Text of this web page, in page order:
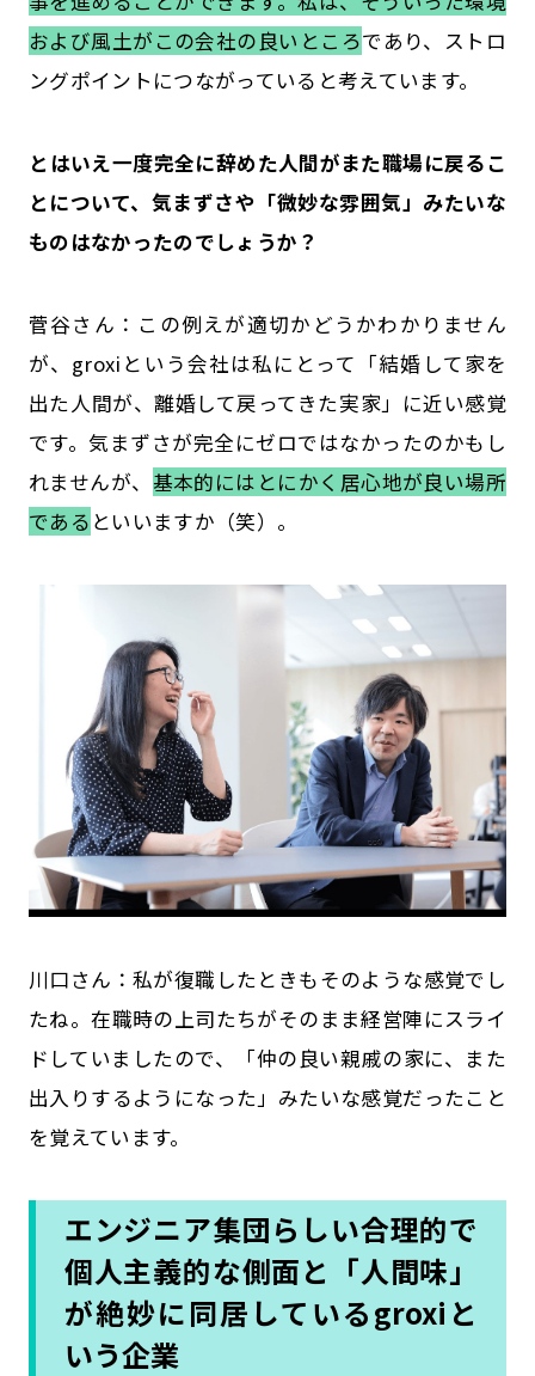
および風土がこの会社の良いところであり、ストロ
ングポイントにつながっていると考えています。
――とはいえ一度完全に辞めた人間がまた職場に戻るこ
とについて、気まずさや「微妙な雰囲気」みたいな
ものはなかったのでしょうか？
菅谷さん：この例えが適切かどうかわかりません
が、groxiという会社は私にとって「結婚して家を
出た人間が、離婚して戻ってきた実家」に近い感覚
です。気まずさが完全にゼロではなかったのかもし
れませんが、 基本的にはとにかく居心地が良い場所
である といいますか（笑）。
川口さん：私が復職したときもそのような感覚でし
たね。在職時の上司たちがそのまま経営陣にスライ
ドしていましたので、「仲の良い親戚の家に、また
出入りするようになった」みたいな感覚だったこと
を覚えています。
エンジニア集団らしい合理的で
個人主義的な側面と 「人間味」
が絶妙に同居しているgroxiと
いう企業